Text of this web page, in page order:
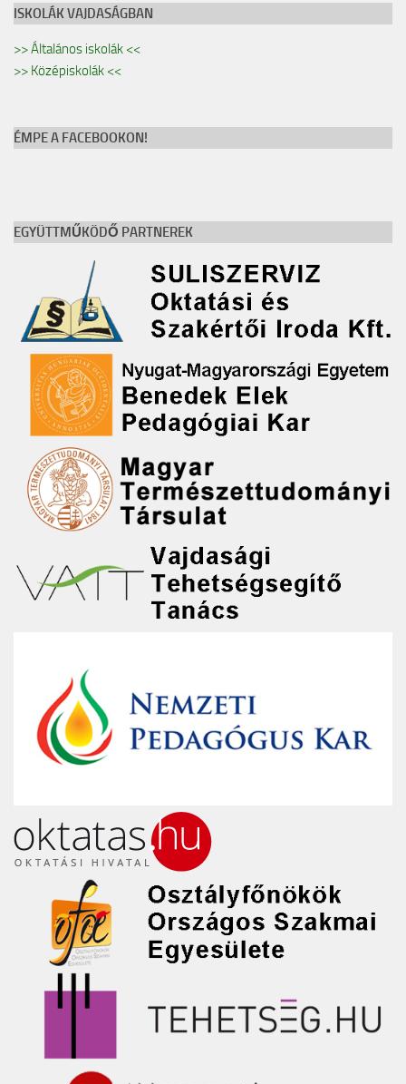
ISKOLÁK VAJDASÁGBAN
>> Általános iskolák <<
>> Középiskolák <<
ÉMPE A FACEBOOKON!
EGYÜTTMŰKÖDŐ PARTNEREK